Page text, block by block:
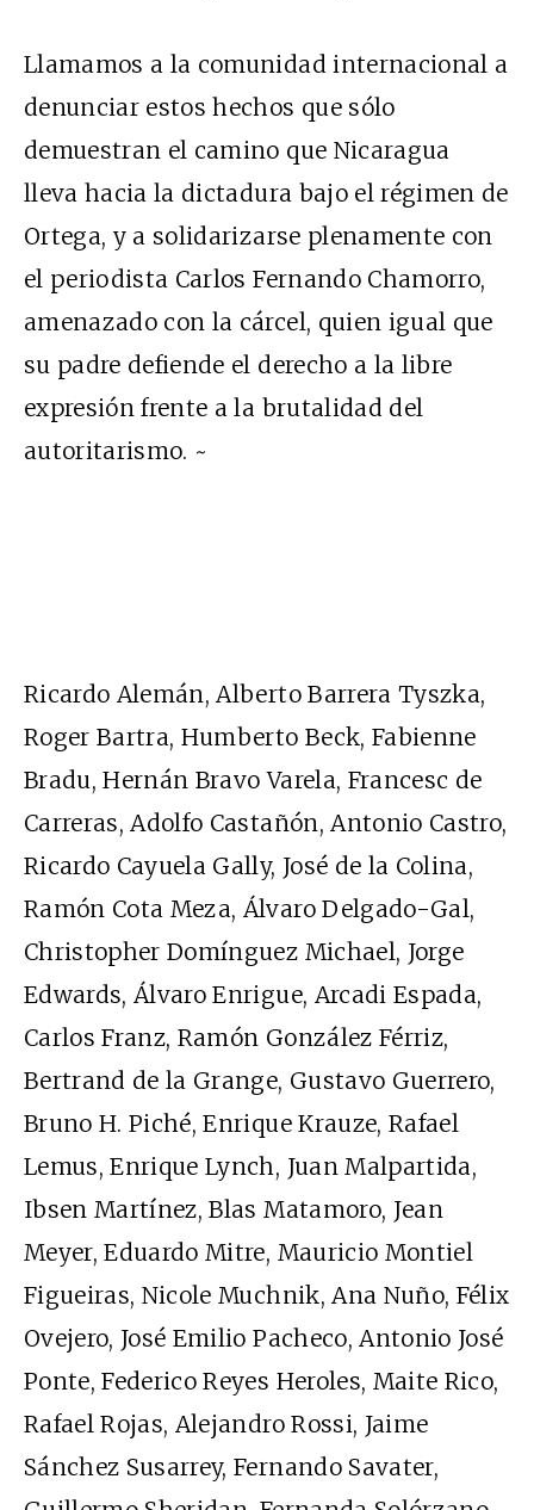
Llamamos a la comunidad internacional a
denunciar estos hechos que sólo
demuestran el camino que Nicaragua
lleva hacia la dictadura bajo el régimen de
Ortega, y a solidarizarse plenamente con
el periodista Carlos Fernando Chamorro,
amenazado con la cárcel, quien igual que
su padre defiende el derecho a la libre
expresión frente a la brutalidad del
autoritarismo. ~
Ricardo Alemán, Alberto Barrera Tyszka,
Roger Bartra, Humberto Beck, Fabienne
Bradu, Hernán Bravo Varela, Francesc de
Carreras, Adolfo Castañón, Antonio Castro,
Ricardo Cayuela Gally, José de la Colina,
Ramón Cota Meza, Álvaro Delgado-Gal,
Christopher Domínguez Michael, Jorge
Edwards, Álvaro Enrigue, Arcadi Espada,
Carlos Franz, Ramón González Férriz,
Bertrand de la Grange, Gustavo Guerrero,
Bruno H. Piché, Enrique Krauze, Rafael
Lemus, Enrique Lynch, Juan Malpartida,
Ibsen Martínez, Blas Matamoro, Jean
Meyer, Eduardo Mitre, Mauricio Montiel
Figueiras, Nicole Muchnik, Ana Nuño, Félix
Ovejero, José Emilio Pacheco, Antonio José
Ponte, Federico Reyes Heroles, Maite Rico,
Rafael Rojas, Alejandro Rossi, Jaime
Sánchez Susarrey, Fernando Savater,